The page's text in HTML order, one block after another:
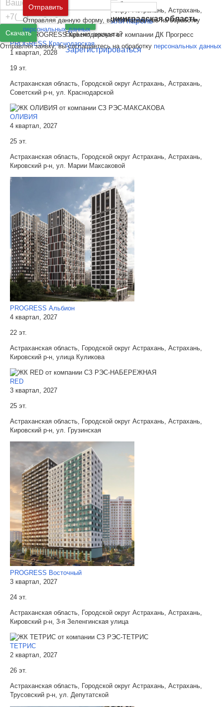
Москва и
Московская область
Санкт-Петербург иЛенинградская область
Войти Забыли пароль
Ещё нет аккаунта?
Зарегистрироваться
Скачать
Отправляя заявку, вы соглашаетесь на обработку персональных данных
Астраханская область, Городской округ Астрахань, Астрахань,
Город Астрахань, Краснодарская улица
PROGRESS Краснодарская
1 квартал, 2028
19 эт.
Астраханская область, Городской округ Астрахань, Астрахань,
Советский р-н, ул. Краснодарской
ОЛИВИЯ
4 квартал, 2027
25 эт.
Астраханская область, Городской округ Астрахань, Астрахань,
Кировский р-н, ул. Марии Максаковой
PROGRESS Альбион
4 квартал, 2027
22 эт.
Астраханская область, Городской округ Астрахань, Астрахань,
Кировский р-н, улица Куликова
RED
3 квартал, 2027
25 эт.
Астраханская область, Городской округ Астрахань, Астрахань,
Кировский р-н, ул. Грузинская
PROGRESS Восточный
3 квартал, 2027
24 эт.
Астраханская область, Городской округ Астрахань, Астрахань,
Кировский р-н, 3-я Зеленгинская улица
ТЕТРИС
2 квартал, 2027
26 эт.
Астраханская область, Городской округ Астрахань, Астрахань,
Трусовский р-н, ул. Депутатской
Отправить
Отправляя данную форму, вы соглашаетесь на обработку
персональных данных